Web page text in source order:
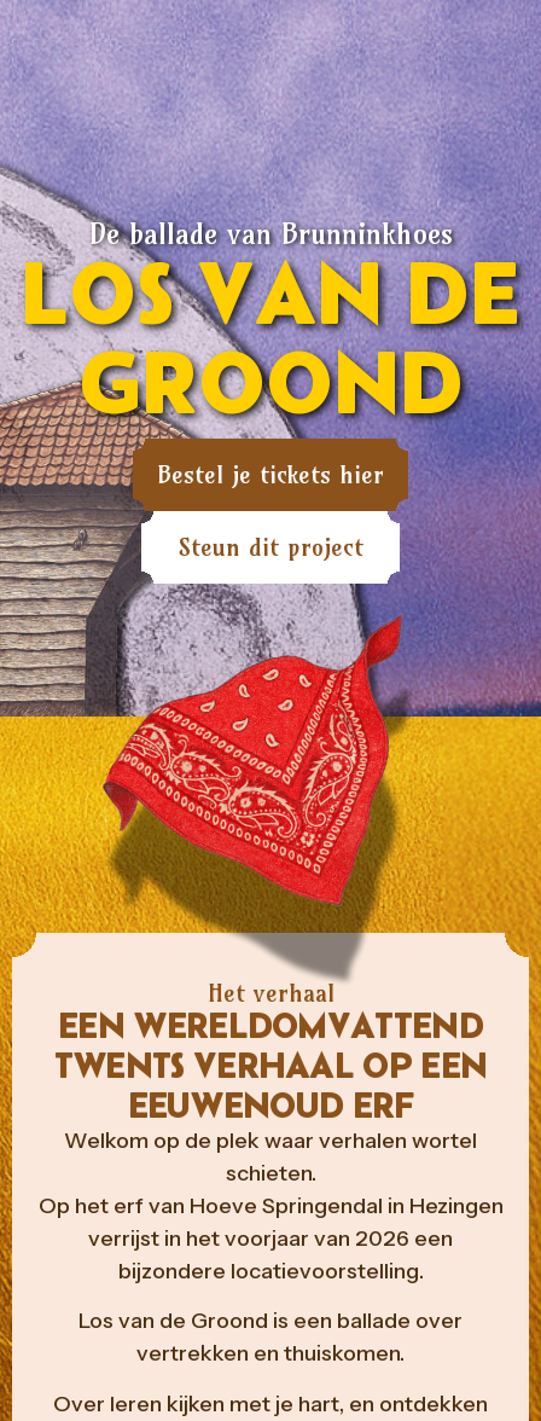
De ballade van Brunninkhoes
LOS VAN DE
GROOND
Bestel je tickets hier
Steun dit project
Het verhaal
EEN WERELDOMVATTEND
TWENTS VERHAAL OP EEN
EEUWENOUD ERF
Welkom op de plek waar verhalen wortel
schieten.
Op het erf van Hoeve Springendal in Hezingen
verrijst in het voorjaar van 2026 een
bijzondere locatievoorstelling.
Los van de Groond is een ballade over
vertrekken en thuiskomen.
Over leren kijken met je hart, en ontdekken